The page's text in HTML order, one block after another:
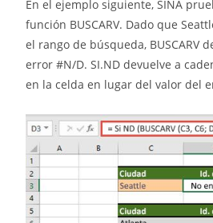
En el ejemplo siguiente, SINA
función BUSCARV. Dado que
el rango de búsqueda, BUSCARV
error #N/D. SI.ND devuelve a
en la celda en lugar del valor del